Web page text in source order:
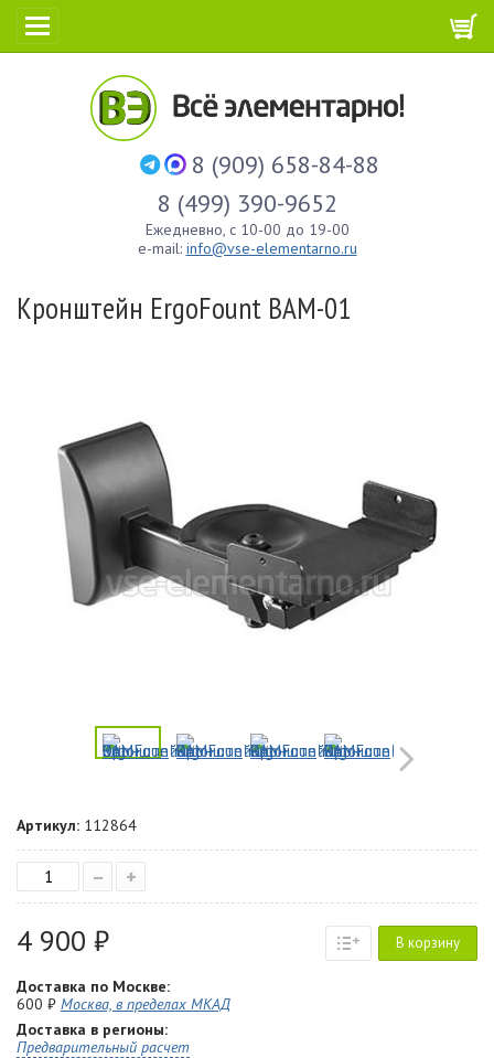
8 (909) 658-84-88
8 (499) 390-9652
Ежедневно, с 10-00 до 19-00
e-mail: info@vse-elementarno.ru
Кронштейн ErgoFount BAM-01
Артикул: 112864
– +
4 900 ₽ В корзину
Доставка по Москве:
600 ₽ Москва, в пределах МКАД
Доставка в регионы:
Предварительный расчет